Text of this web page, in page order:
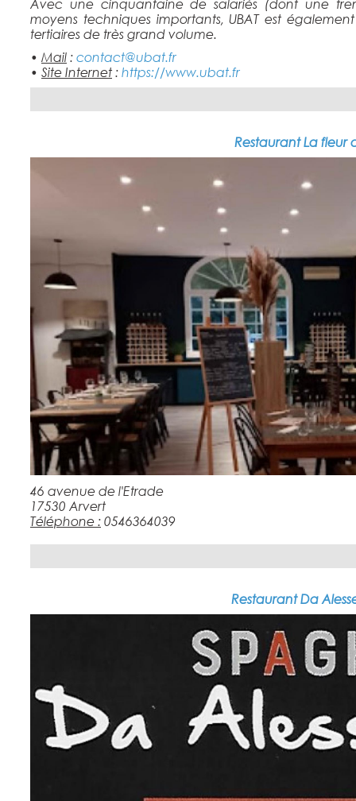
Avec une cinquantaine de salariés (dont une
moyens techniques importants, UBAT est
tertiaires de très grand volume.
• Mail : contact@ubat.fr
• Site Internet : https://www.ubat.fr
Restaurant La fleur
46 avenue de l'Etrade
17530 Arvert
Téléphone : 0546364039
Restaurant Da